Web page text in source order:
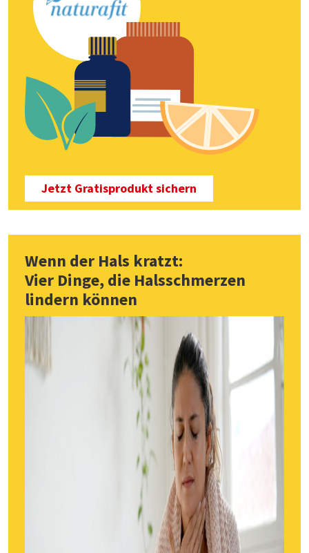
Jetzt Gratisprodukt sichern
Wenn der Hals kratzt:
Vier Dinge, die Halsschmerzen
lindern können